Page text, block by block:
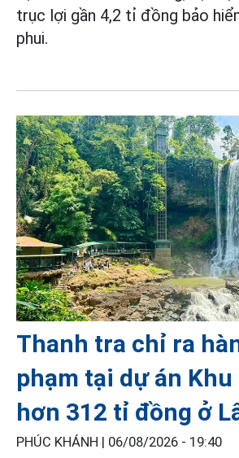
trục lợi gần 4,2 tỉ đồng bảo
phui.
Thanh tra chỉ ra
phạm tại dự án
hơn 312 tỉ đồng ở
PHÚC KHÁNH | 06/08/2026 - 19:40